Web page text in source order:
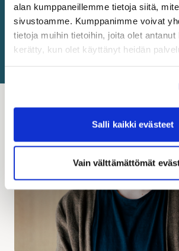
alan kumppaneillemme tietoja siitä,
sivustoamme. Kumppanimme voivat
tietoja muihin tietoihin, joita olet antanut
kerätty, kun olet käyttänyt heidän
Salli kaikki evästeet
Vain välttämättömät
tulosta osoitekortti – niin
Lähetä paketti